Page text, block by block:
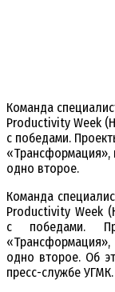
Команда
Productivity Week
с победами.
«Трансформация»,
одно второе.
Команда
Productivity Week
с победами.
одно второе. Об
пресс-службе УГМК.